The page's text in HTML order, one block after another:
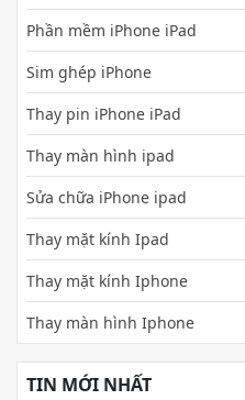
Phần mềm iPhone iPad
Sim ghép iPhone
Thay pin iPhone iPad
Thay màn hình ipad
Sửa chữa iPhone ipad
Thay mặt kính Ipad
Thay mặt kính Iphone
Thay màn hình Iphone
TIN MỚI NHẤT